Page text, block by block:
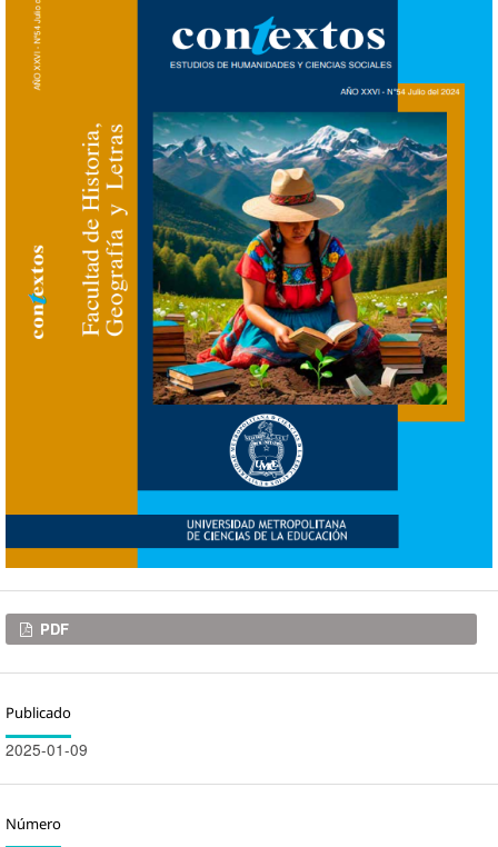
Descargas
PDF
Publicado
2025-01-09
Número